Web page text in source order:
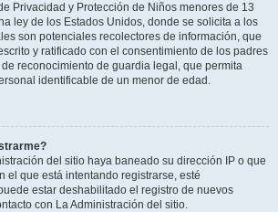
Privacidad y Protección de Niños menores de 13
ley de los Estados Unidos, donde se solicita a los
son potenciales recolectores de información, que
y ratificado con el consentimiento de los padres
reconocimiento de guardia legal, que permita
identificable de un menor de edad.
del sitio haya baneado su dirección IP o que
el que está intentando registrarse, esté
estar deshabilitado el registro de nuevos
con La Administración del sitio.